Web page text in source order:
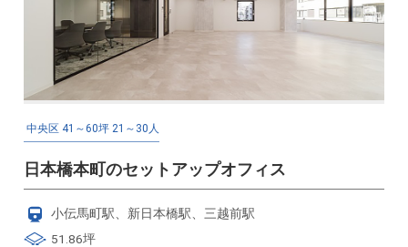
中央区 41～60坪 21～30人
日本橋本町のセットアップオフィス
小伝馬町駅、新日本橋駅、三越前駅
51.86坪